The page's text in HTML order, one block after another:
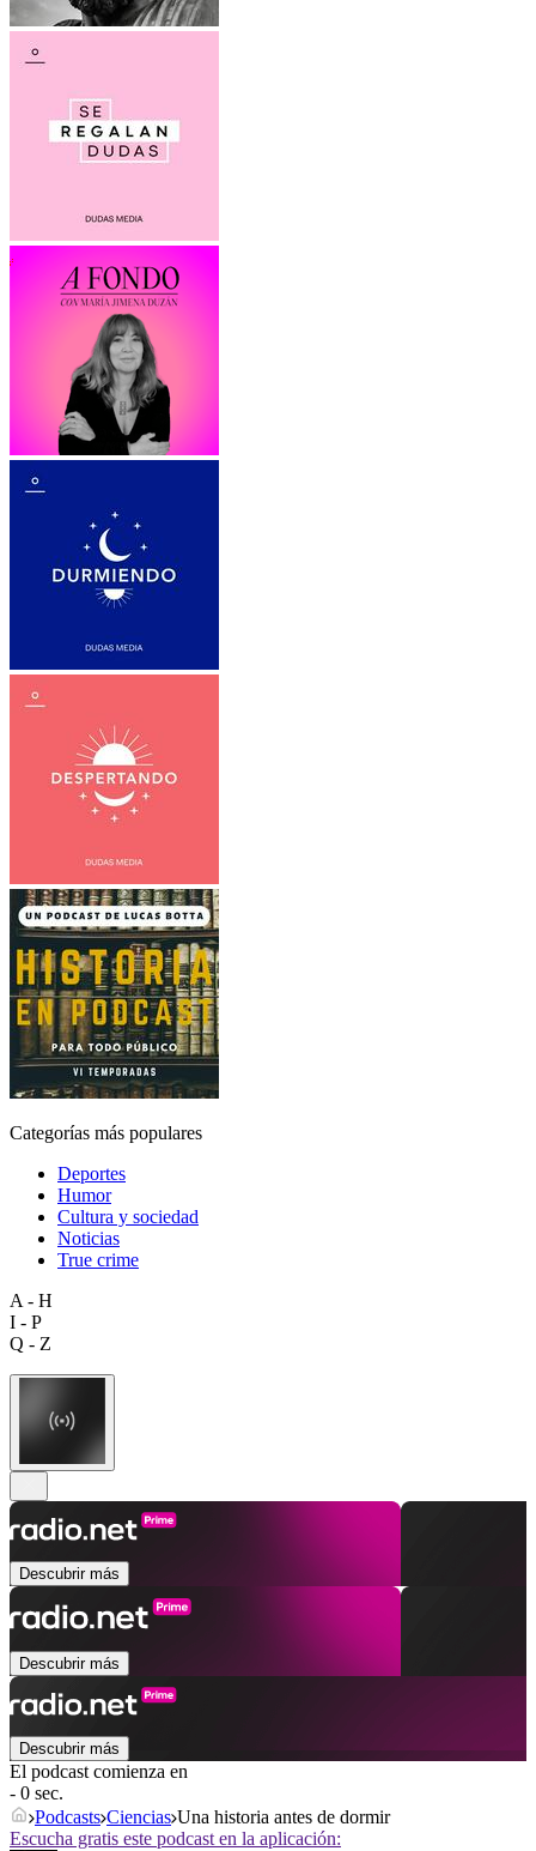
Categorías más populares
Deportes
Humor
Cultura y sociedad
Noticias
True crime
A - H
I - P
Q - Z
Descubrir más
Descubrir más
Descubrir más
El podcast comienza en
- 0 sec.
Podcasts Ciencias Una historia antes de dormir
Escucha gratis este podcast en la aplicación: